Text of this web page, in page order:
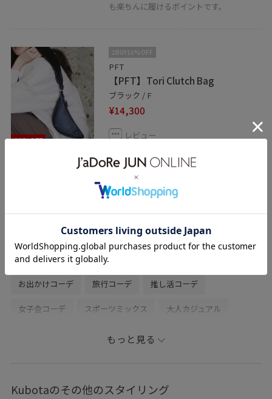
も楽ちんに履けるポイントです。
50%OFF
2BUY10%OFF
PFT
【PFT】Tori Clutch Bag
ブラック / F
¥14,300
レビュー
財布とスマートフォンの収納がギリギリ出
来るコンパクト感。
26ss春の新作 26ss夏の新作 スウェットコーデ
ママコーデ 春コーデ
お出かけコーデ 旅行コーデ 推し活コーデ
女子会コーデ スポーツミックス 大人カジュアル
カジュアルコーデ
スウェット
もっと見る
Kubotaのその他のスタイリング